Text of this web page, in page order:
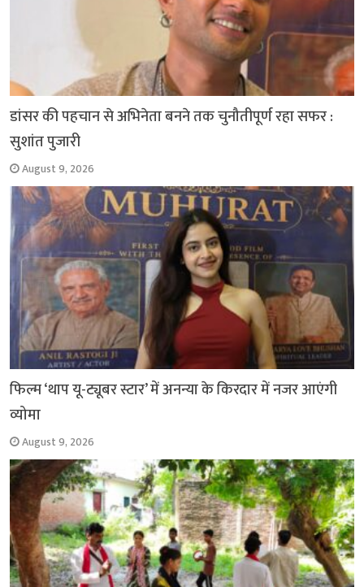
डांसर की पहचान से अभिनेता बनने तक चुनौतीपूर्ण रहा सफर :
सुशांत पुजारी
August 9, 2026
फिल्म ‘थाप यू-ट्यूबर स्टार’ में अनन्या के किरदार में नजर आएंगी
व्योमा
August 9, 2026